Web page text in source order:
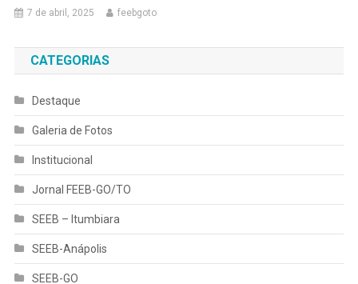
7 de abril, 2025 feebgoto
CATEGORIAS
Destaque
Galeria de Fotos
Institucional
Jornal FEEB-GO/TO
SEEB – Itumbiara
SEEB-Anápolis
SEEB-GO